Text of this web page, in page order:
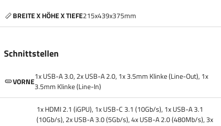
BREITE X HÖHE X TIEFE215x439x375mm
Schnittstellen
VORNE1x USB-A 3.0, 2x USB-A 2.0, 1x 3.5mm Klinke (Line-Out), 1x
3.5mm Klinke (Line-In)
1x HDMI 2.1 (iGPU), 1x USB-C 3.1 (10Gb/​s), 1x USB-A 3.1
(10Gb/​s), 2x USB-A 3.0 (5Gb/​s), 4x USB-A 2.0 (480Mb/​s), 3x